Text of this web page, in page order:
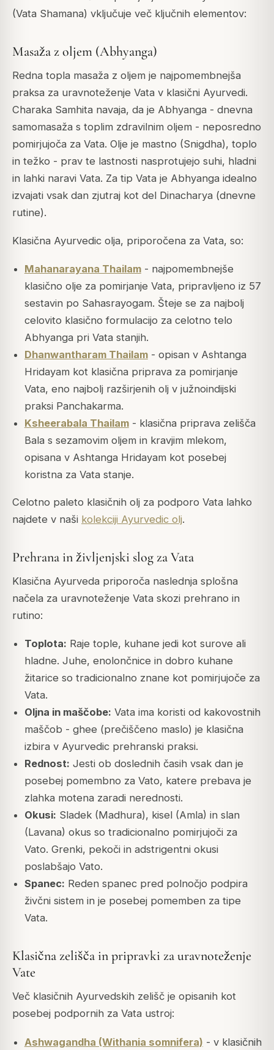
(Vata Shamana) vključuje več ključnih elementov:
Masaža z oljem (Abhyanga)
Redna topla masaža z oljem je najpomembnejša
praksa za uravnoteženje Vata v klasični Ayurvedi.
Charaka Samhita navaja, da je Abhyanga - dnevna
samomasaža s toplim zdravilnim oljem - neposredno
pomirjujoča za Vata. Olje je mastno (Snigdha), toplo
in težko - prav te lastnosti nasprotujejo suhi, hladni
in lahki naravi Vata. Za tip Vata je Abhyanga idealno
izvajati vsak dan zjutraj kot del Dinacharya (dnevne
rutine).
Klasična Ayurvedic olja, priporočena za Vata, so:
Mahanarayana Thailam- najpomembnejše
klasično olje za pomirjanje Vata, pripravljeno iz 57
sestavin po Sahasrayogam. Šteje se za najbolj
celovito klasično formulacijo za celotno telo
Abhyanga pri Vata stanjih.
Dhanwantharam Thailam- opisan v Ashtanga
Hridayam kot klasična priprava za pomirjanje
Vata, eno najbolj razširjenih olj v južnoindijski
praksi Panchakarma.
Ksheerabala Thailam- klasična priprava zelišča
Bala s sezamovim oljem in kravjim mlekom,
opisana v Ashtanga Hridayam kot posebej
koristna za Vata stanje.
Celotno paleto klasičnih olj za podporo Vata lahko
najdete v naši kolekciji Ayurvedic olj.
Prehrana in življenjski slog za Vata
Klasična Ayurveda priporoča naslednja splošna
načela za uravnoteženje Vata skozi prehrano in
rutino:
Toplota: Raje tople, kuhane jedi kot surove ali
hladne. Juhe, enolončnice in dobro kuhane
žitarice so tradicionalno znane kot pomirjujoče za
Vata.
Oljna in maščobe: Vata ima koristi od kakovostnih
maščob - ghee (prečiščeno maslo) je klasična
izbira v Ayurvedic prehranski praksi.
Rednost: Jesti ob doslednih časih vsak dan je
posebej pomembno za Vato, katere prebava je
zlahka motena zaradi nerednosti.
Okusi: Sladek (Madhura), kisel (Amla) in slan
(Lavana) okus so tradicionalno pomirjujoči za
Vato. Grenki, pekoči in adstrigentni okusi
poslabšajo Vato.
Spanec: Reden spanec pred polnočjo podpira
živčni sistem in je posebej pomemben za tipe
Vata.
Klasična zelišča in pripravki za uravnoteženje
Vate
Več klasičnih Ayurvedskih zelišč je opisanih kot
posebej podpornih za Vata ustroj:
Ashwagandha (Withania somnifera) - v klasičnih